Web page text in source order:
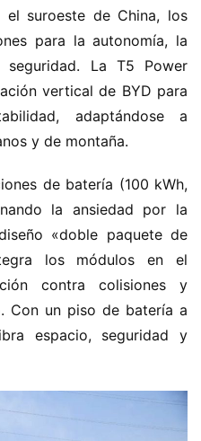
el suroeste de China, los
para la autonomía, la
La T5 Power
vertical de BYD para
adaptándose a
y de montaña.
de batería (100 kWh,
la ansiedad por la
«doble paquete de
los módulos en el
contra colisiones y
Con un piso de batería a
espacio, seguridad y